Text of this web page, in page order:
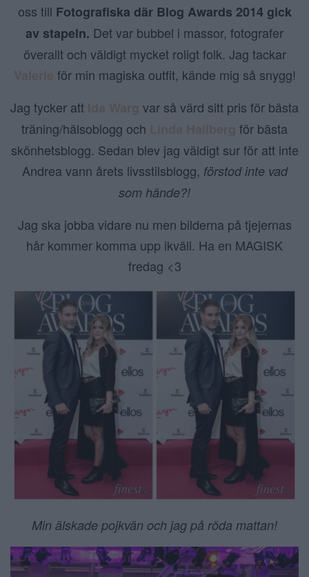
oss till Fotografiska där Blog Awards 2014 gick
av stapeln. Det var bubbel i massor, fotografer
överallt och väldigt mycket roligt folk. Jag tackar
för min magiska outfit, kände mig så snygg!
Jag tycker att
var så värd sitt pris för bästa
träning/hälsoblogg och
för bästa
skönhetsblogg. Sedan blev jag väldigt sur för att inte
Andrea vann årets livsstilsblogg, förstod inte vad
som hände?!
Jag ska jobba vidare nu men bilderna på tjejernas
hår kommer komma upp ikväll. Ha en MAGISK
fredag <3
Min älskade pojkvän och jag på röda mattan!